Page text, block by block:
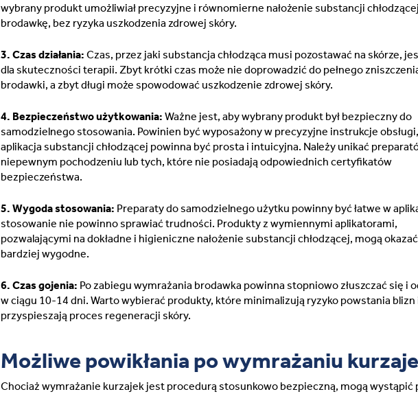
wybrany produkt umożliwiał precyzyjne i równomierne nałożenie substancji
brodawkę, bez ryzyka uszkodzenia zdrowej skóry.
3. Czas działania: Czas, przez jaki substancja chłodząca musi pozostawać na skórze,
dla skuteczności terapii. Zbyt krótki czas może nie doprowadzić do pełnego
brodawki, a zbyt długi może spowodować uszkodzenie zdrowej skóry.
4. Bezpieczeństwo użytkowania: Ważne jest, aby wybrany produkt był bezpieczny do
samodzielnego stosowania. Powinien być wyposażony w precyzyjne instrukcje
aplikacja substancji chłodzącej powinna być prosta i intuicyjna. Należy unikać
niepewnym pochodzeniu lub tych, które nie posiadają odpowiednich certyfikatów
bezpieczeństwa.
5. Wygoda stosowania: Preparaty do samodzielnego użytku powinny być łatwe w
stosowanie nie powinno sprawiać trudności. Produkty z wymiennymi aplikatorami,
pozwalającymi na dokładne i higieniczne nałożenie substancji chłodzącej, mogą
bardziej wygodne.
6. Czas gojenia: Po zabiegu wymrażania brodawka powinna stopniowo złuszczać się i
w ciągu 10-14 dni. Warto wybierać produkty, które minimalizują ryzyko powstania blizn
przyspieszają proces regeneracji skóry.
Możliwe powikłania po wymrażaniu
Chociaż wymrażanie kurzajek jest procedurą stosunkowo bezpieczną, mogą wystąpić